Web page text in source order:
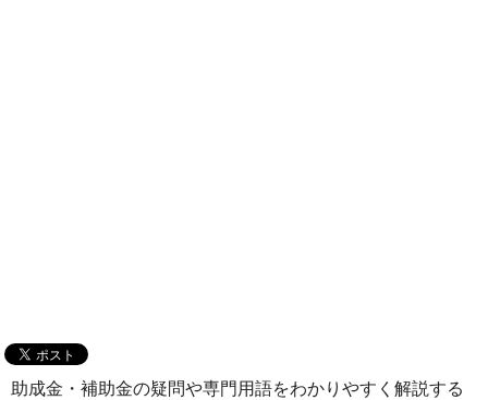
助成金・補助金の疑問や専門用語をわかりやすく解説する